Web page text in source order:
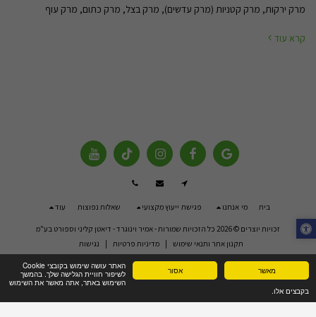
מאשר אסור
האתר עושה שימוש בקובצי Cookie
לשיפור חוויית הגלישה שלך. בהמשך
השימוש באתר, אתה מאשר את השימוש
בקבצים אלו.
מרק ירקות, מרק קטניות (מרק עדשים), מרק בצל, מרק כתום, מרק עוף
קרא עוד
בית מי אנחנו פגישת ייעוץ מקצועי שאלות נפוצות עוד
זכויות יוצרים © 2026 כל הזכויות שמורות -
אמיר וינוגרד - דיאטן קליני וספורט בע"מ
תקנון אתר ותנאי שימוש |מדיניות פרטיות | נגישות